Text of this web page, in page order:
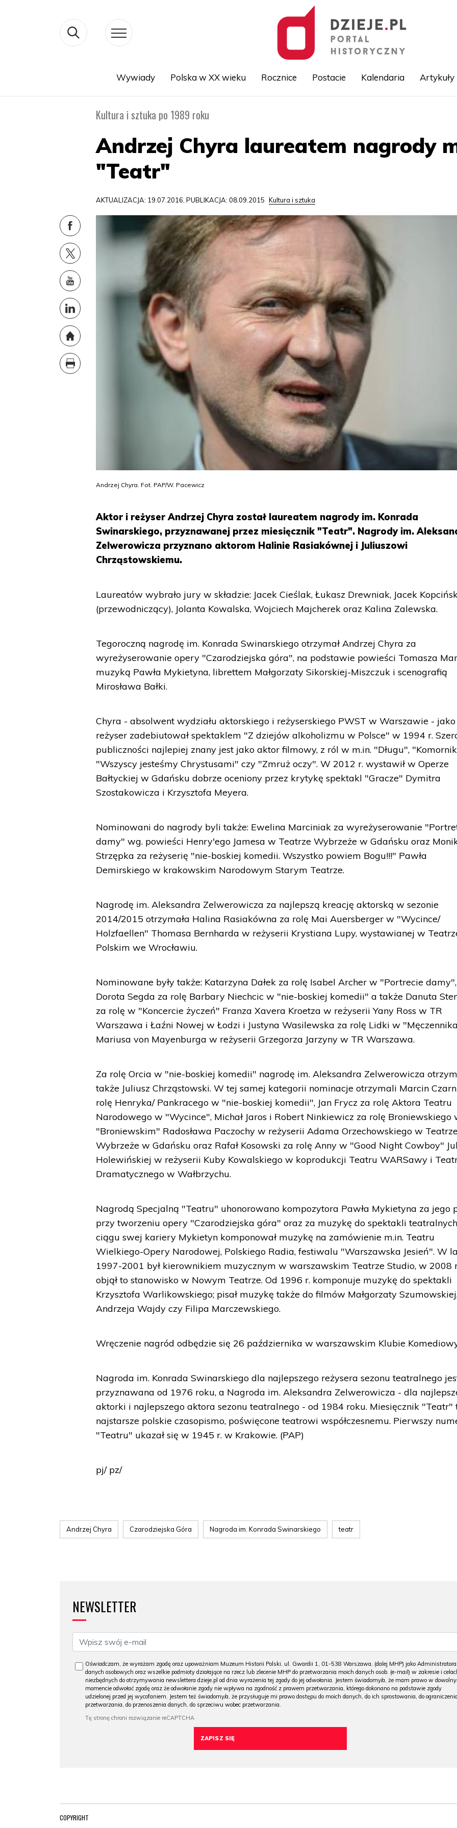
Wywiady Polska w XX wieku Rocznice Postacie Kalendaria Artykuły
Kultura i sztuka po 1989 roku
Andrzej Chyra laureatem nagrody
"Teatr"
AKTUALIZACJA: 19.07.2016, PUBLIKACJA: 08.09.2015 Kultura i sztuka
Andrzej Chyra. Fot. PAP/W. Pacewicz
Aktor i reżyser Andrzej Chyra został laureatem nagrody im. Konrada
Swinarskiego, przyznawanej przez miesięcznik "Teatr". Nagrody im.
Zelwerowicza przyznano aktorom Halinie Rasiakównej i Juliuszowi
Chrząstowskiemu.
Laureatów wybrało jury w składzie: Jacek Cieślak, Łukasz Drewniak, Jacek
(przewodniczący), Jolanta Kowalska, Wojciech Majcherek oraz Kalina Zalewska.
Tegoroczną nagrodę im. Konrada Swinarskiego otrzymał Andrzej Chyra za
wyreżyserowanie opery "Czarodziejska góra", na podstawie powieści Tomasza
muzyką Pawła Mykietyna, librettem Małgorzaty Sikorskiej-Miszczuk i scenografią
Mirosława Bałki.
Chyra - absolwent wydziału aktorskiego i reżyserskiego PWST w Warszawie - jako
reżyser zadebiutował spektaklem "Z dziejów alkoholizmu w Polsce" w 1994 r.
publiczności najlepiej znany jest jako aktor filmowy, z ról w m.in. "Długu",
"Wszyscy jesteśmy Chrystusami" czy "Zmruż oczy". W 2012 r. wystawił w Operze
Bałtyckiej w Gdańsku dobrze oceniony przez krytykę spektakl "Gracze" Dymitra
Szostakowicza i Krzysztofa Meyera.
Nominowani do nagrody byli także: Ewelina Marciniak za wyreżyserowanie
damy" wg. powieści Henry'ego Jamesa w Teatrze Wybrzeże w Gdańsku oraz
Strzępka za reżyserię "nie-boskiej komedii. Wszystko powiem Bogu!!!" Pawła
Demirskiego w krakowskim Narodowym Starym Teatrze.
Nagrodę im. Aleksandra Zelwerowicza za najlepszą kreację aktorską w sezonie
2014/2015 otrzymała Halina Rasiakówna za rolę Mai Auersberger w "Wycince/
Holzfaellen" Thomasa Bernharda w reżyserii Krystiana Lupy, wystawianej w
Polskim we Wrocławiu.
Nominowane były także: Katarzyna Dałek za rolę Isabel Archer w "Portrecie damy",
Dorota Segda za rolę Barbary Niechcic w "nie-boskiej komedii" a także Danuta
za rolę w "Koncercie życzeń" Franza Xavera Kroetza w reżyserii Yany Ross w TR
Warszawa i Łaźni Nowej w Łodzi i Justyna Wasilewska za rolę Lidki w
Mariusa von Mayenburga w reżyserii Grzegorza Jarzyny w TR Warszawa.
Za rolę Orcia w "nie-boskiej komedii" nagrodę im. Aleksandra Zelwerowicza
także Juliusz Chrząstowski. W tej samej kategorii nominacje otrzymali Marcin
rolę Henryka/ Pankracego w "nie-boskiej komedii", Jan Frycz za rolę Aktora Teatru
Narodowego w "Wycince", Michał Jaros i Robert Ninkiewicz za rolę Broniewskiego
"Broniewskim" Radosława Paczochy w reżyserii Adama Orzechowskiego w
Wybrzeże w Gdańsku oraz Rafał Kosowski za rolę Anny w "Good Night Cowboy"
Holewińskiej w reżyserii Kuby Kowalskiego w koprodukcji Teatru WARSawy i
Dramatycznego w Wałbrzychu.
Nagrodą Specjalną "Teatru" uhonorowano kompozytora Pawła Mykietyna za jego
przy tworzeniu opery "Czarodziejska góra" oraz za muzykę do spektakli
ciągu swej kariery Mykietyn komponował muzykę na zamówienie m.in. Teatru
Wielkiego-Opery Narodowej, Polskiego Radia, festiwalu "Warszawska Jesień". W
1997-2001 był kierownikiem muzycznym w warszawskim Teatrze Studio, w 2008
objął to stanowisko w Nowym Teatrze. Od 1996 r. komponuje muzykę do spektakli
Krzysztofa Warlikowskiego; pisał muzykę także do filmów Małgorzaty
Andrzeja Wajdy czy Filipa Marczewskiego.
Wręczenie nagród odbędzie się 26 października w warszawskim Klubie
Nagroda im. Konrada Swinarskiego dla najlepszego reżysera sezonu teatralnego
przyznawana od 1976 roku, a Nagroda im. Aleksandra Zelwerowicza - dla
aktorki i najlepszego aktora sezonu teatralnego - od 1984 roku. Miesięcznik "Teatr"
najstarsze polskie czasopismo, poświęcone teatrowi współczesnemu. Pierwszy
"Teatru" ukazał się w 1945 r. w Krakowie. (PAP)
pj/ pz/
Andrzej Chyra Czarodziejska Góra Nagroda im. Konrada Swinarskiego teatr
NEWSLETTER
Oświadczam, że wyrażam zgodę oraz upoważniam Muzeum Historii Polski, ul. Gwardii 1, 01-538 Warszawa, (dalej MHP) jako Administratora
danych osobowych oraz wszelkie podmioty działające na rzecz lub zlecenie MHP do przetwarzania moich danych osob. (e-mail) w zakresie i
niezbędnych do otrzymywania newslettera dzieje.pl od dnia wyrażenia tej zgody do jej odwołania. Jestem świadomy/a, że mam prawo w
momencie odwołać zgodę oraz że odwołanie zgody nie wpływa na zgodność z prawem przetwarzania, którego dokonano na podstawie zgody
udzielonej przed jej wycofaniem. Jestem też świadomy/a, że przysługuje mi prawo dostępu do moich danych, do ich sprostowania, do ograniczenia
przetwarzania, do przenoszenia danych, do sprzeciwu wobec przetwarzania.
COPYRIGHT